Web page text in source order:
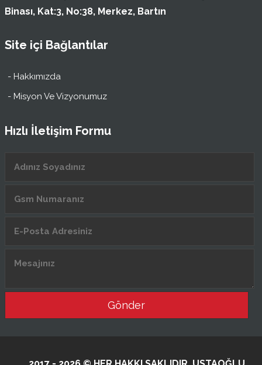
Binası, Kat:3, No:38, Merkez, Bartın
Site içi Bağlantılar
- Hakkımızda
- Misyon Ve Vizyonumuz
Hızlı İletişim Formu
Gönder